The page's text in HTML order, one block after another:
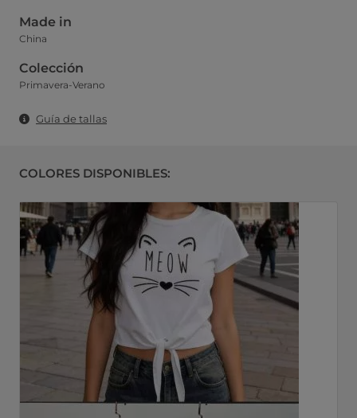
Made in
China
Colección
Primavera-Verano
Guía de tallas
COLORES DISPONIBLES: